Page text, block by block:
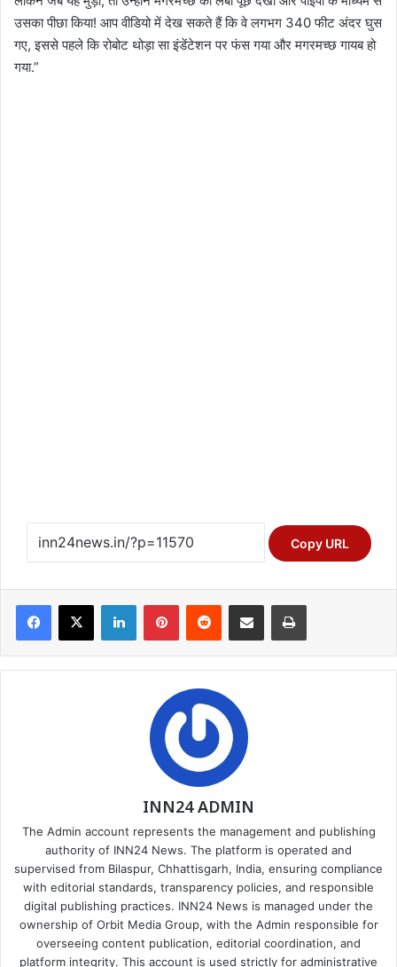
उसका पीछा किया! आप वीडियो में देख सकते हैं कि वे लगभग 340 फीट अंदर घुस
गए, इससे पहले कि रोबोट थोड़ा सा इंडेंटेशन पर फंस गया और मगरमच्छ गायब हो
गया.”
Copy URL
Facebook
X LinkedInPinterestReddit Share via Email Print
INN24 ADMIN
The Admin account represents the management and publishing
authority of INN24 News. The platform is operated and
supervised from Bilaspur, Chhattisgarh, India, ensuring compliance
with editorial standards, transparency policies, and responsible
digital publishing practices. INN24 News is managed under the
ownership of Orbit Media Group, with the Admin responsible for
overseeing content publication, editorial coordination, and
platform integrity. This account is used strictly for administrative